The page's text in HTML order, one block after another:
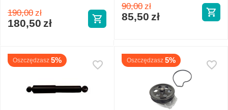
190,00 zł
180,50 zł
90,00 zł
85,50 zł
Oszczędzasz 5% Oszczędzasz 5%